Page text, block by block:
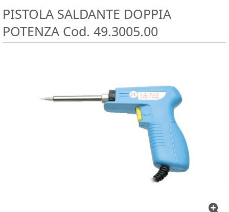
PISTOLA SALDANTE DOPPIA
POTENZA Cod. 49.3005.00